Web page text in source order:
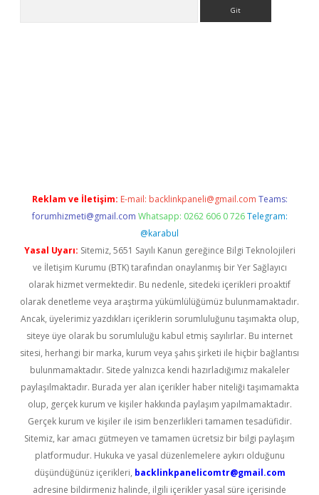
Reklam ve İletişim: E-mail: backlinkpaneli@gmail.com Teams:
forumhizmeti@gmail.com Whatsapp: 0262 606 0 726 Telegram:
@karabul
Yasal Uyarı: Sitemiz, 5651 Sayılı Kanun gereğince Bilgi Teknolojileri
ve İletişim Kurumu (BTK) tarafından onaylanmış bir Yer Sağlayıcı
olarak hizmet vermektedir. Bu nedenle, sitedeki içerikleri proaktif
olarak denetleme veya araştırma yükümlülüğümüz bulunmamaktadır.
Ancak, üyelerimiz yazdıkları içeriklerin sorumluluğunu taşımakta olup,
siteye üye olarak bu sorumluluğu kabul etmiş sayılırlar. Bu internet
sitesi, herhangi bir marka, kurum veya şahıs şirketi ile hiçbir bağlantısı
bulunmamaktadır. Sitede yalnızca kendi hazırladığımız makaleler
paylaşılmaktadır. Burada yer alan içerikler haber niteliği taşımamakta
olup, gerçek kurum ve kişiler hakkında paylaşım yapılmamaktadır.
Gerçek kurum ve kişiler ile isim benzerlikleri tamamen tesadüfidir.
Sitemiz, kar amacı gütmeyen ve tamamen ücretsiz bir bilgi paylaşım
platformudur. Hukuka ve yasal düzenlemelere aykırı olduğunu
düşündüğünüz içerikleri, backlinkpanelicomtr@gmail.com
adresine bildirmeniz halinde, ilgili içerikler yasal süre içerisinde